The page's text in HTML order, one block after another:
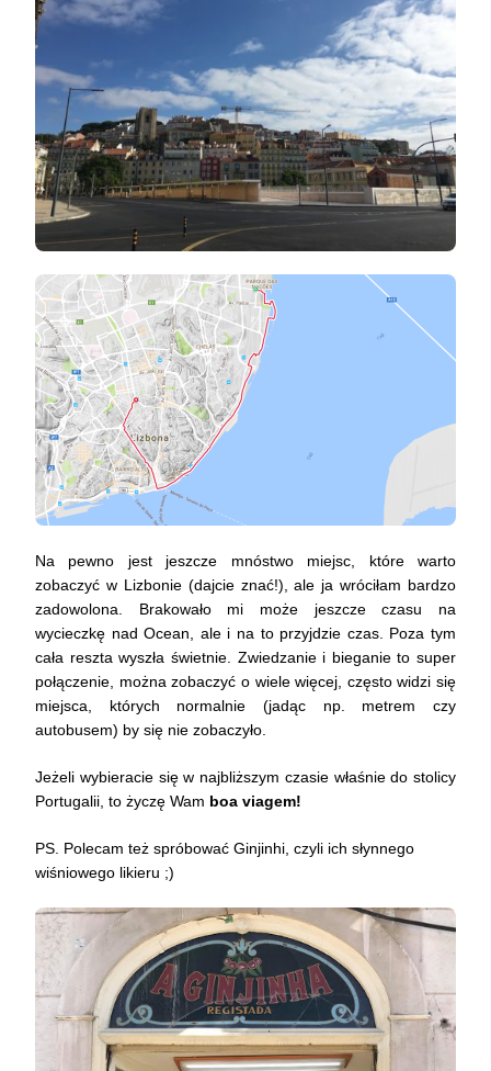
Na pewno jest jeszcze mnóstwo miejsc, które warto
zobaczyć w Lizbonie (dajcie znać!), ale ja wróciłam bardzo
zadowolona. Brakowało mi może jeszcze czasu na
wycieczkę nad Ocean, ale i na to przyjdzie czas. Poza tym
cała reszta wyszła świetnie. Zwiedzanie i bieganie to super
połączenie, można zobaczyć o wiele więcej, często widzi się
miejsca, których normalnie (jadąc np. metrem czy
autobusem) by się nie zobaczyło.
Jeżeli wybieracie się w najbliższym czasie właśnie do stolicy
Portugalii, to życzę Wam boa viagem!
PS. Polecam też spróbować Ginjinhi, czyli ich słynnego
wiśniowego likieru ;)